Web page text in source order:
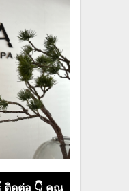
ติดต่อ 👇 คุณ